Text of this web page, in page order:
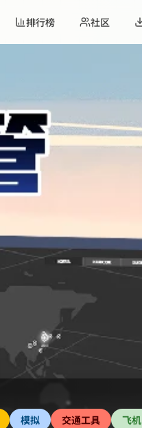
排行榜 社区
模拟 交通工具 飞机